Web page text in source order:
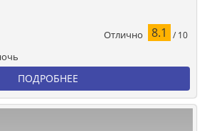
Отлично 8.1 / 10
ПОДРОБНЕЕ